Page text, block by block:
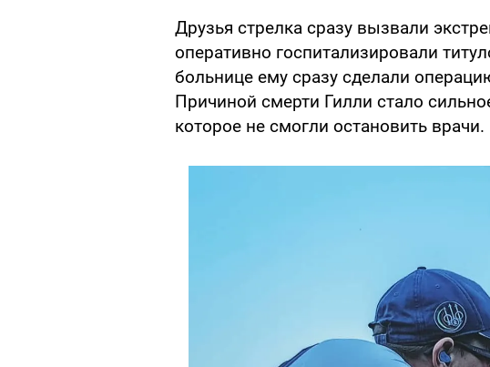
Друзья стрелка сразу вызвали
оперативно госпитализировали
больнице ему сразу сделали
Причиной смерти Гилли стало
которое не смогли остановить врачи.